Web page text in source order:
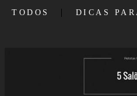
TODOS DICAS